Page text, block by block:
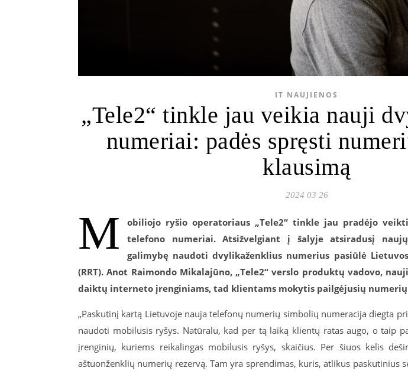
IT NAUJIENOS
„Tele2“ tinkle jau veikia nauji
numeriai: padės spręsti
klausimą
2024 03 26
M
obiliojo ryšio operatoriaus „Tele2“ tinkle jau pradėjo
telefono numeriai. Atsižvelgiant į šalyje atsiradusį
galimybę naudoti dvylikaženklius numerius pasiūlė
(RRT). Anot Raimondo Mikalajūno, „Tele2“ verslo produktų vadovo,
daiktų interneto įrenginiams, tad klientams mokytis pailgėjusių
„Paskutinį kartą Lietuvoje nauja telefonų numerių simbolių numeracija diegta
naudoti mobilusis ryšys. Natūralu, kad per tą laiką klientų ratas augo, o taip
įrenginių, kuriems reikalingas mobilusis ryšys, skaičius. Per šiuos kelis
aštuonženklių numerių rezervą. Tam yra sprendimas, kuris, atlikus paskutinius